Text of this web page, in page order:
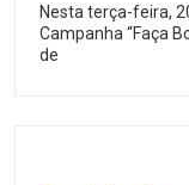
Nesta terça-feira,
Campanha “Faça
de